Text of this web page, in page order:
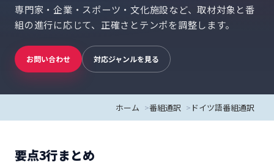
専門家・企業・スポーツ・文化施設など、取材対象と番
組の進行に応じて、正確さとテンポを調整します。
お問い合わせ 対応ジャンルを見る
ホーム 番組通訳 ドイツ語番組通訳
要点3行まとめ